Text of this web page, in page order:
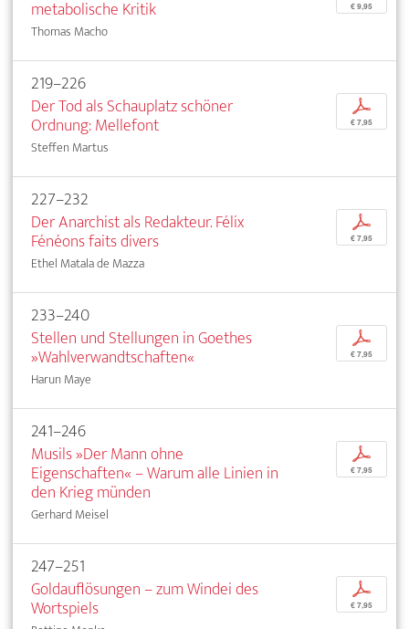
metabolische Kritik
Thomas Macho
€ 9,95
219–226
Der Tod als Schauplatz schöner
Ordnung: Mellefont
Steffen Martus
p
€ 7,95
227–232
Der Anarchist als Redakteur. Félix
Fénéons faits divers
Ethel Matala de Mazza
p
€ 7,95
233–240
Stellen und Stellungen in Goethes
»Wahlverwandtschaften«
Harun Maye
p
€ 7,95
241–246
Musils »Der Mann ohne
Eigenschaften« – Warum alle Linien in
den Krieg münden
Gerhard Meisel
p
€ 7,95
247–251
Goldauflösungen – zum Windei des
Wortspiels
p
€ 7,95